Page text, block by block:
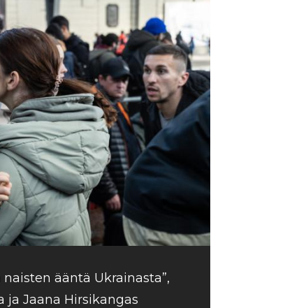
ääntä Ukrainasta”,
ja Jaana Hirsikangas